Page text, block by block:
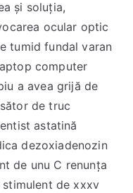
și soluția,
ocular optic
tumid fundal varan
computer
a avea grijă de
de truc
astatină
dezoxiadenozin
de unu C renunța
de xxxv